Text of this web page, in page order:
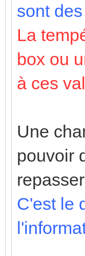
sont
La
box ou
à ces
Une
pouvoir
C'est le